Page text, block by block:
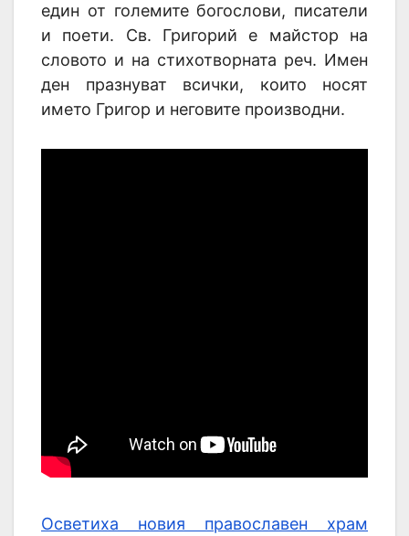
един от големите богослови, писатели
и поети. Св. Григорий е майстор на
словото и на стихотворната реч. Имен
ден празнуват всички, които носят
името Григор и неговите производни.
Осветиха новия православен храм